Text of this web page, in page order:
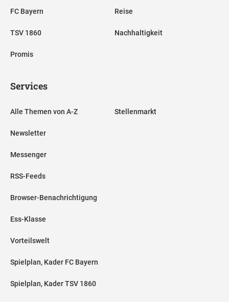
FC Bayern
TSV 1860
Promis
Reise
Nachhaltigkeit
Services
Alle Themen von A-Z
Newsletter
Messenger
RSS-Feeds
Browser-Benachrichtigung
Ess-Klasse
Vorteilswelt
Spielplan, Kader FC Bayern
Spielplan, Kader TSV 1860
Stellenmarkt